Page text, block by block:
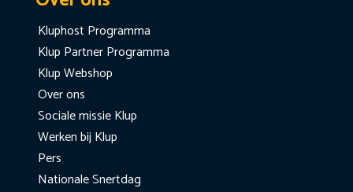
Kluphost Programma
Klup Partner Programma
Klup Webshop
Over ons
Sociale missie Klup
Werken bij Klup
Pers
Nationale Snertdag